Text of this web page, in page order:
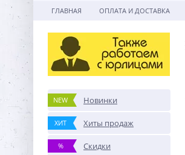
ГЛАВНАЯ ОПЛАТА И ДОСТАВКА
NEW Новинки
ХИТ Хиты продаж
% Скидки